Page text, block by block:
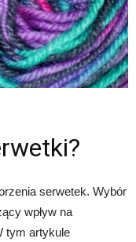
serwetek. Wybór
wpływ na
tym artykule